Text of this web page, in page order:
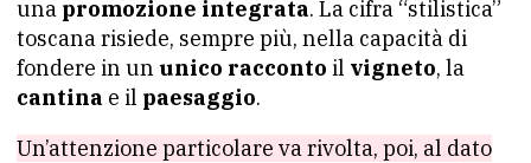
una promozione integrata. La cifra “stilistica”
toscana risiede, sempre più, nella capacità di
fondere in un unico racconto il vigneto, la
cantina e il paesaggio.
Un’attenzione particolare va rivolta, poi, al dato